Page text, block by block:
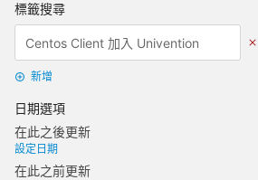
標籤搜尋
新增
日期選項
在此之後更新
設定日期
在此之前更新